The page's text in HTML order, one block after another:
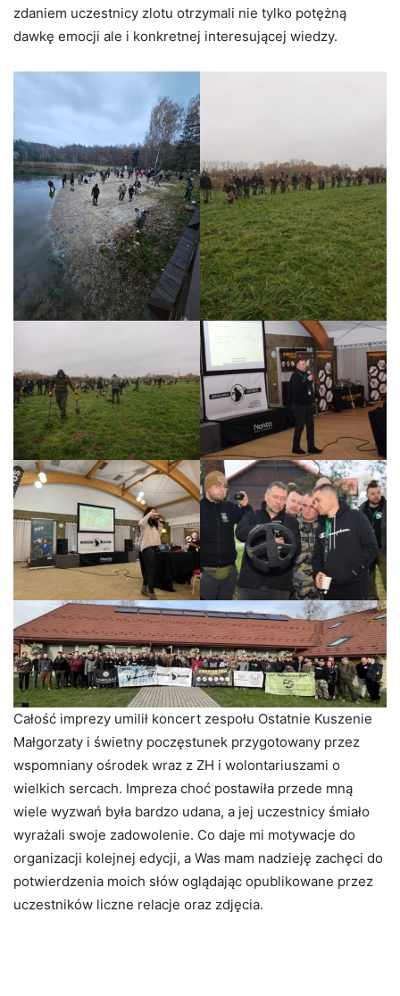
zdaniem uczestnicy zlotu otrzymali nie tylko potężną
dawkę emocji ale i konkretnej interesującej wiedzy.
Całość imprezy umilił koncert zespołu Ostatnie Kuszenie
Małgorzaty i świetny poczęstunek przygotowany przez
wspomniany ośrodek wraz z ZH i wolontariuszami o
wielkich sercach. Impreza choć postawiła przede mną
wiele wyzwań była bardzo udana, a jej uczestnicy śmiało
wyrażali swoje zadowolenie. Co daje mi motywacje do
organizacji kolejnej edycji, a Was mam nadzieję zachęci do
potwierdzenia moich słów oglądając opublikowane przez
uczestników liczne relacje oraz zdjęcia.